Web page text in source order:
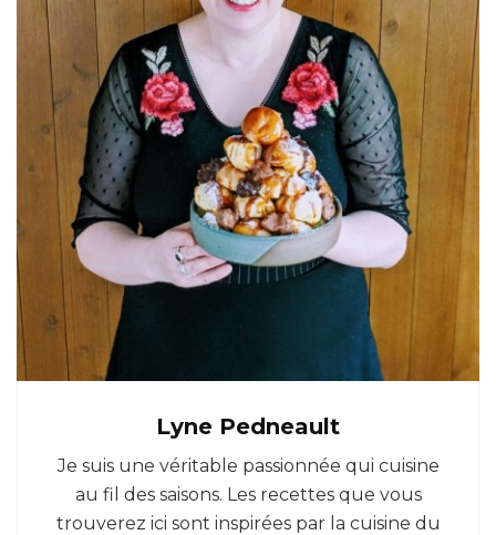
Lyne Pedneault
Je suis une véritable passionnée qui cuisine
au fil des saisons. Les recettes que vous
trouverez ici sont inspirées par la cuisine du